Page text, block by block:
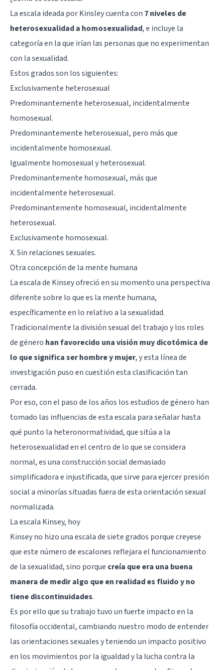
La escala ideada por Kinsley cuenta con 7 niveles de
heterosexualidad a homosexualidad, e incluye la
categoría en la que irían las personas que no experimentan
con la sexualidad.
Estos grados son los siguientes:
Exclusivamente heterosexual
Predominantemente heterosexual, incidentalmente
homosexual.
Predominantemente heterosexual, pero más que
incidentalmente homosexual.
Igualmente homosexual y heterosexual.
Predominantemente homosexual, más que
incidentalmente heterosexual.
Predominantemente homosexual, incidentalmente
heterosexual.
Exclusivamente homosexual.
X. Sin relaciones sexuales.
Otra concepción de la mente humana
La escala de Kinsey ofreció en su momento una perspectiva
diferente sobre lo que es la mente humana,
específicamente en lo relativo a la sexualidad.
Tradicionalmente la división sexual del trabajo y los roles
de género han favorecido una visión muy dicotómica de
lo que significa ser hombre y mujer, y esta línea de
investigación puso en cuestión esta clasificación tan
cerrada.
Por eso, con el paso de los años los estudios de género han
tomado las influencias de esta escala para señalar hasta
qué punto la heteronormatividad, que sitúa a la
heterosexualidad en el centro de lo que se considera
normal, es una construcción social demasiado
simplificadora e injustificada, que sirve para ejercer presión
social a minorías situadas fuera de esta orientación sexual
normalizada.
La escala Kinsey, hoy
Kinsey no hizo una escala de siete grados porque creyese
que este número de escalones reflejara el funcionamiento
de la sexualidad, sino porque creía que era una buena
manera de medir algo que en realidad es fluido y no
tiene discontinuidades.
Es por ello que su trabajo tuvo un fuerte impacto en la
filosofía occidental, cambiando nuestro modo de entender
las orientaciones sexuales y teniendo un impacto positivo
en los movimientos por la igualdad y la lucha contra la